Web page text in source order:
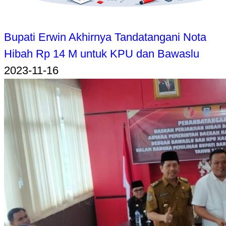
Bupati Erwin Akhirnya Tandatangani Nota
Hibah Rp 14 M untuk KPU dan Bawaslu
2023-11-16